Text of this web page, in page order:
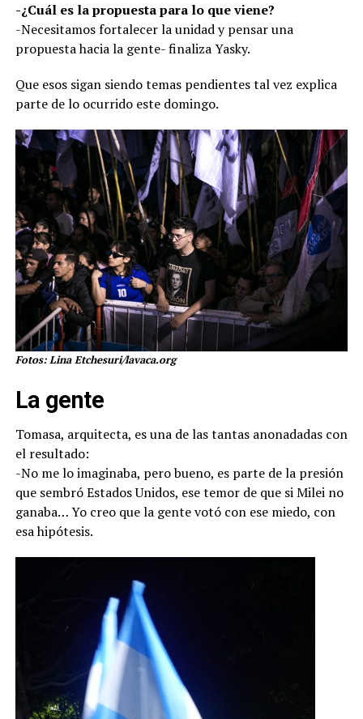
-¿Cuál es la propuesta para lo que viene?
-Necesitamos fortalecer la unidad y pensar una
propuesta hacia la gente- finaliza Yasky.
Que esos sigan siendo temas pendientes tal vez explica
parte de lo ocurrido este domingo.
Fotos: Lina Etchesuri/lavaca.org
La gente
Tomasa, arquitecta, es una de las tantas anonadadas con
el resultado:
-No me lo imaginaba, pero bueno, es parte de la presión
que sembró Estados Unidos, ese temor de que si Milei no
ganaba… Yo creo que la gente votó con ese miedo, con
esa hipótesis.